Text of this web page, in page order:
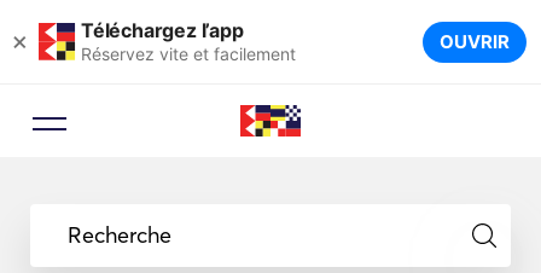
× Téléchargez l’app
Réservez vite et facilement OUVRIR
Recherche